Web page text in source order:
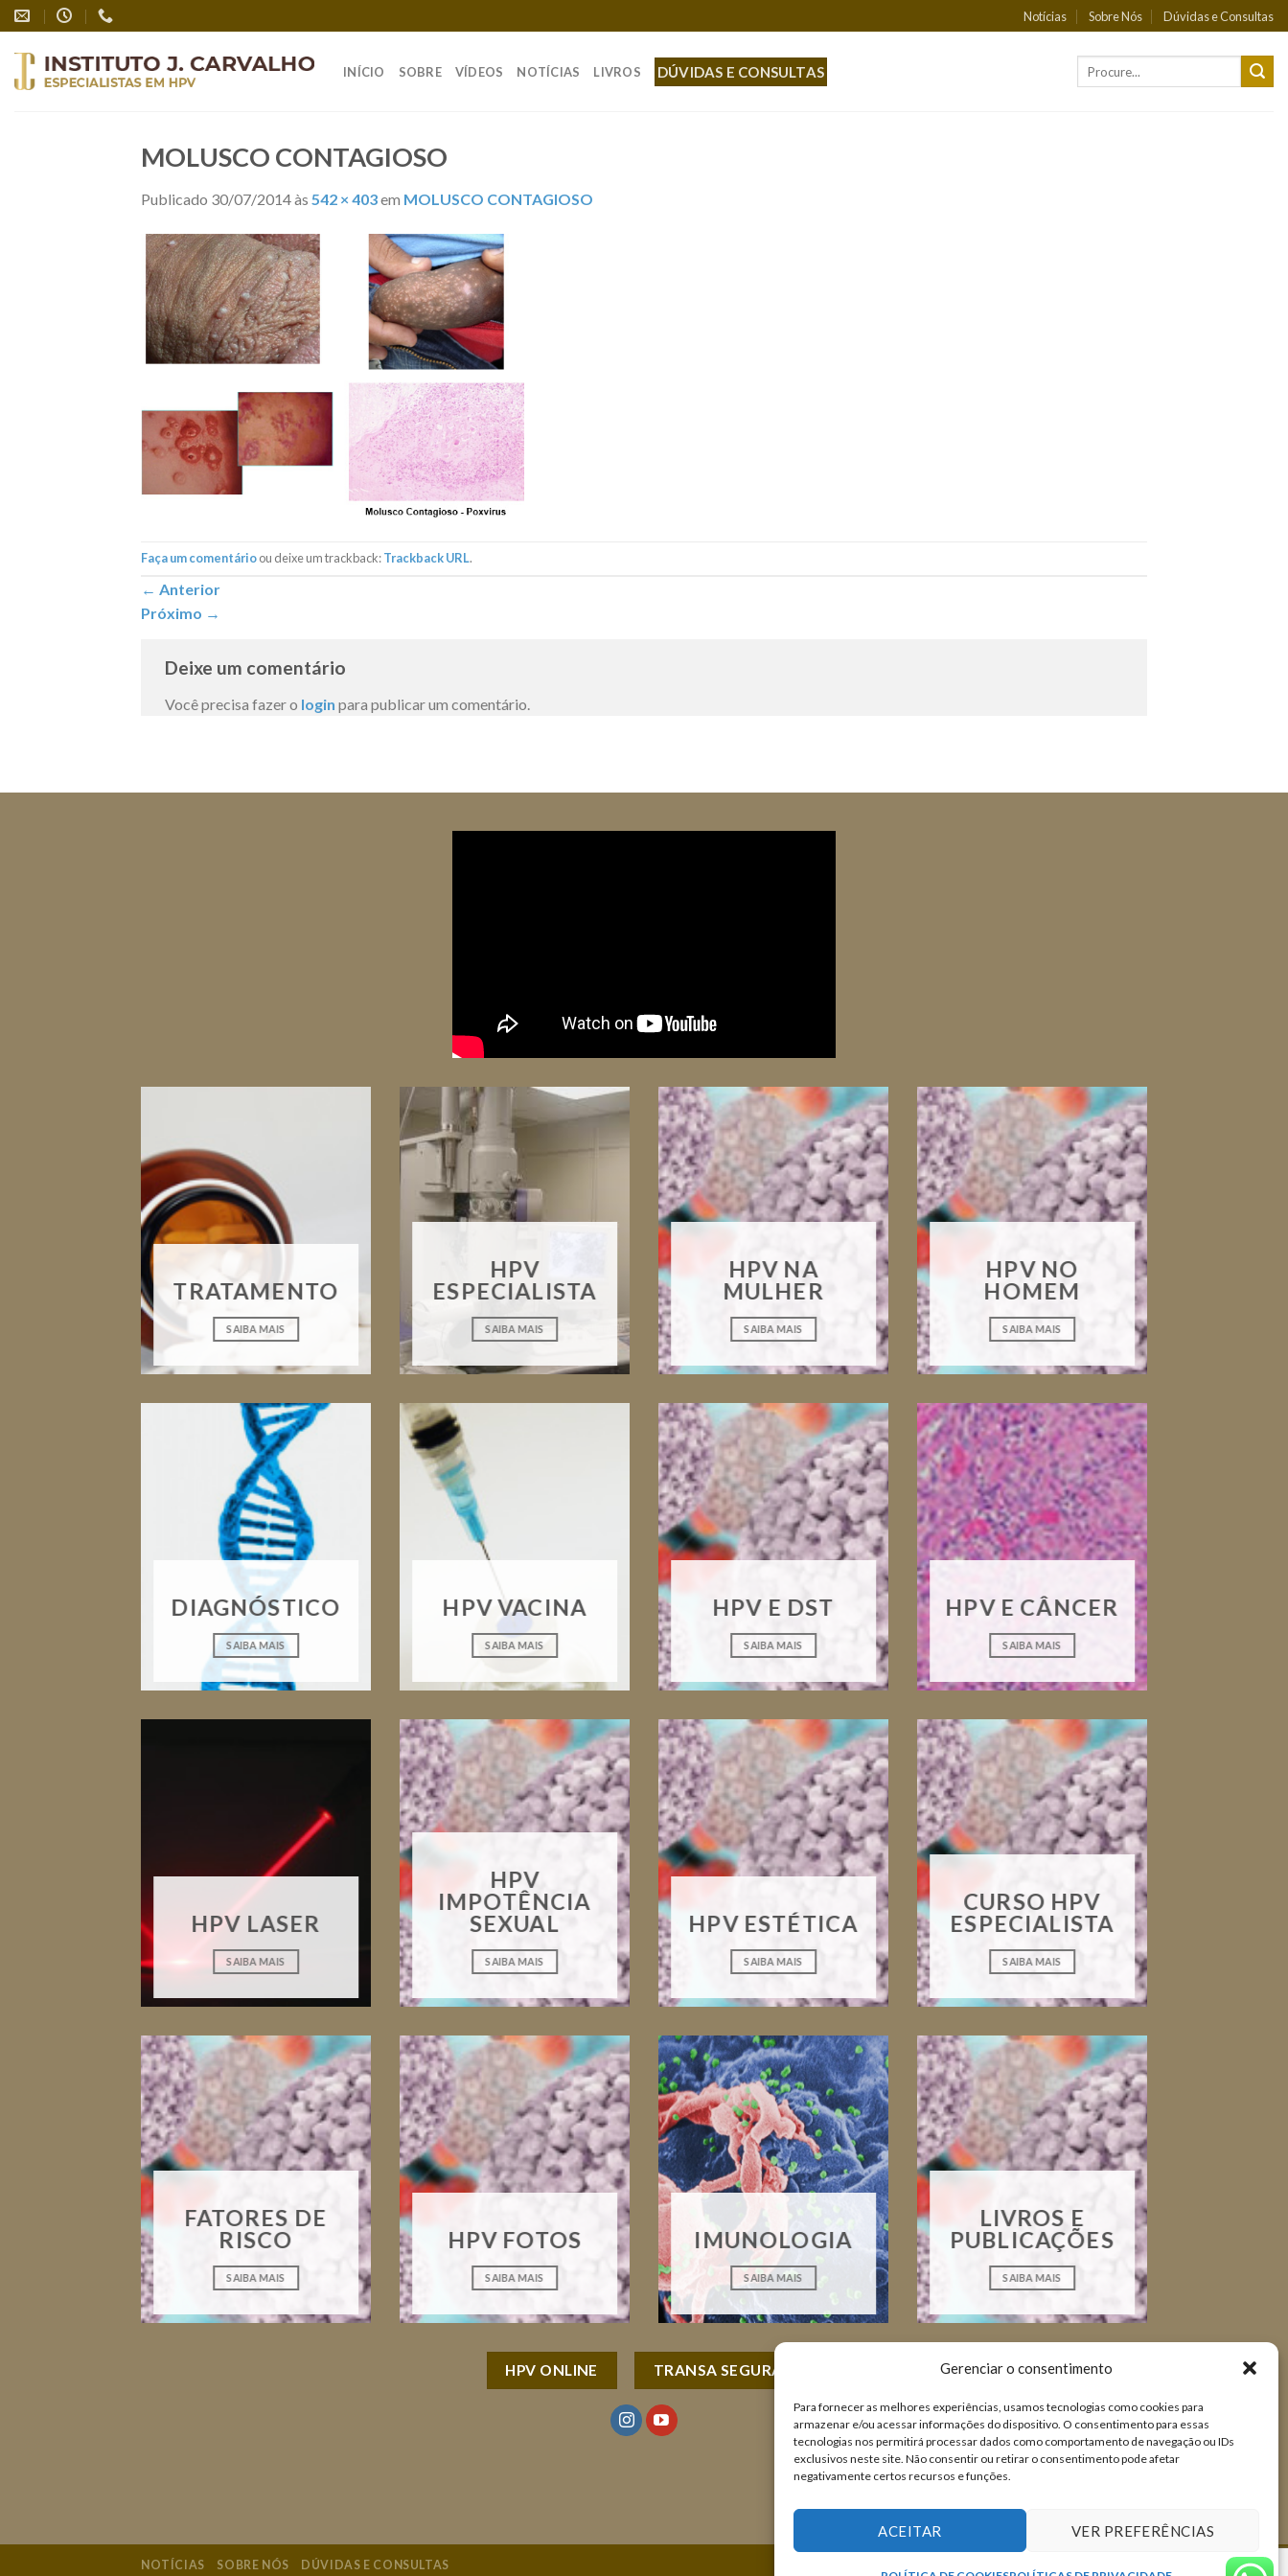
Gerenciar o consentimento
Para fornecer as melhores experiências, usamos tecnologias como cookies para
armazenar e/ou acessar informações do dispositivo. O consentimento para essas
tecnologias nos permitirá processar dados como comportamento de navegação ou IDs
exclusivos neste site. Não consentir ou retirar o consentimento pode afetar
negativamente certos recursos e funções.
ACEITAR VER PREFERÊNCIAS
Skip
to
content
Notícias Sobre Nós Dúvidas e Consultas
INÍCIO SOBRE VÍDEOS NOTÍCIAS LIVROS DÚVIDAS E CONSULTAS
MOLUSCO CONTAGIOSO
Publicado 30/07/2014às 542 × 403em MOLUSCO CONTAGIOSO
Faça um comentárioou deixe um trackback:Trackback URL.
← Anterior
Próximo →
Deixe um comentário
Você precisa fazer o login para publicar um comentário.
TRATAMENTO
SAIBA MAIS
HPV
ESPECIALISTA
SAIBA MAIS
HPV NA
MULHER
SAIBA MAIS
HPV NO
HOMEM
SAIBA MAIS
DIAGNÓSTICO
SAIBA MAIS
HPV VACINA
SAIBA MAIS
HPV E DST
SAIBA MAIS
HPV E CÂNCER
SAIBA MAIS
HPV LASER
SAIBA MAIS
HPV
IMPOTÊNCIA
SEXUAL
SAIBA MAIS
HPV ESTÉTICA
SAIBA MAIS
CURSO HPV
ESPECIALISTA
SAIBA MAIS
FATORES DE
RISCO
SAIBA MAIS
HPV FOTOS
SAIBA MAIS
IMUNOLOGIA
SAIBA MAIS
LIVROS E
PUBLICAÇÕES
SAIBA MAIS
HPV ONLINE TRANSA SEGURA
NOTÍCIAS SOBRE NÓS DÚVIDAS E CONSULTAS